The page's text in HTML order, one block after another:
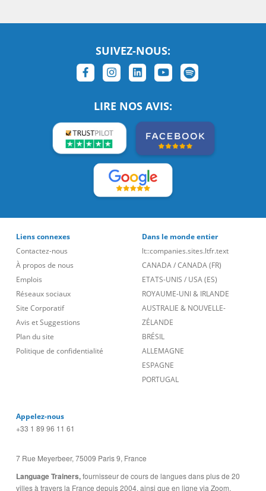
SUIVEZ-NOUS:
LIRE NOS AVIS:
Liens connexes
Contactez-nous
À propos de nous
Emplois
Réseaux sociaux
Site Corporatif
Avis et Suggestions
Plan du site
Politique de confidentialité
Dans le monde entier
lt::companies.sites.ltfr.text
CANADA/CANADA (FR)
ETATS-UNIS / USA (ES)
ROYAUME-UNI & IRLANDE
AUSTRALIE & NOUVELLE-
ZÉLANDE
BRÉSIL
ALLEMAGNE
ESPAGNE
PORTUGAL
Appelez-nous
+33 1 89 96 11 61
7 Rue Meyerbeer, 75009 Paris 9, France
Language Trainers,fournisseur de cours de langues dans plus de 20
villes à travers la France depuis 2004, ainsi que en ligne via Zoom,